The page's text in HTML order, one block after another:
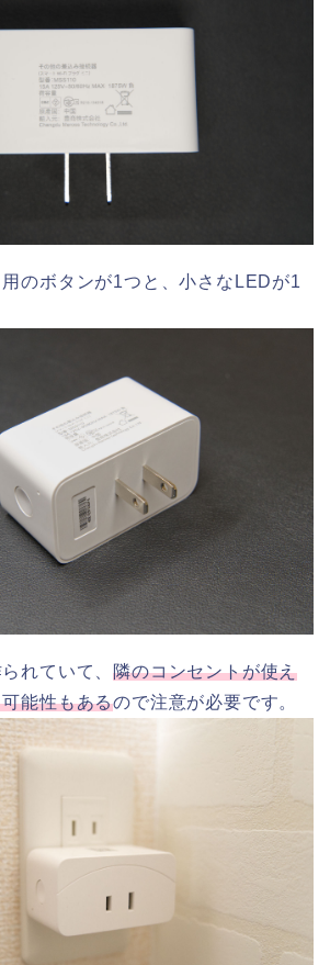
のボタンが1つと、小さなLEDが1
れていて、隣のコンセントが使え
能性もあるので注意が必要です。